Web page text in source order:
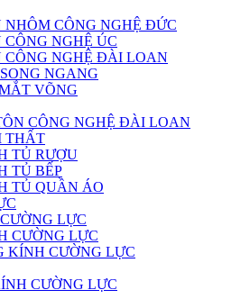
NHÔM CÔNG NGHỆ ĐỨC
CÔNG NGHỆ ÚC
CÔNG NGHỆ ĐÀI LOAN
NGANG
VÕNG
CÔNG NGHỆ ĐÀI LOAN
THẤT
TỦ RƯỢU
TỦ BẾP
TỦ QUẦN ÁO
LỰC
CƯỜNG LỰC
KÍNH CƯỜNG LỰC
CƯỜNG LỰC